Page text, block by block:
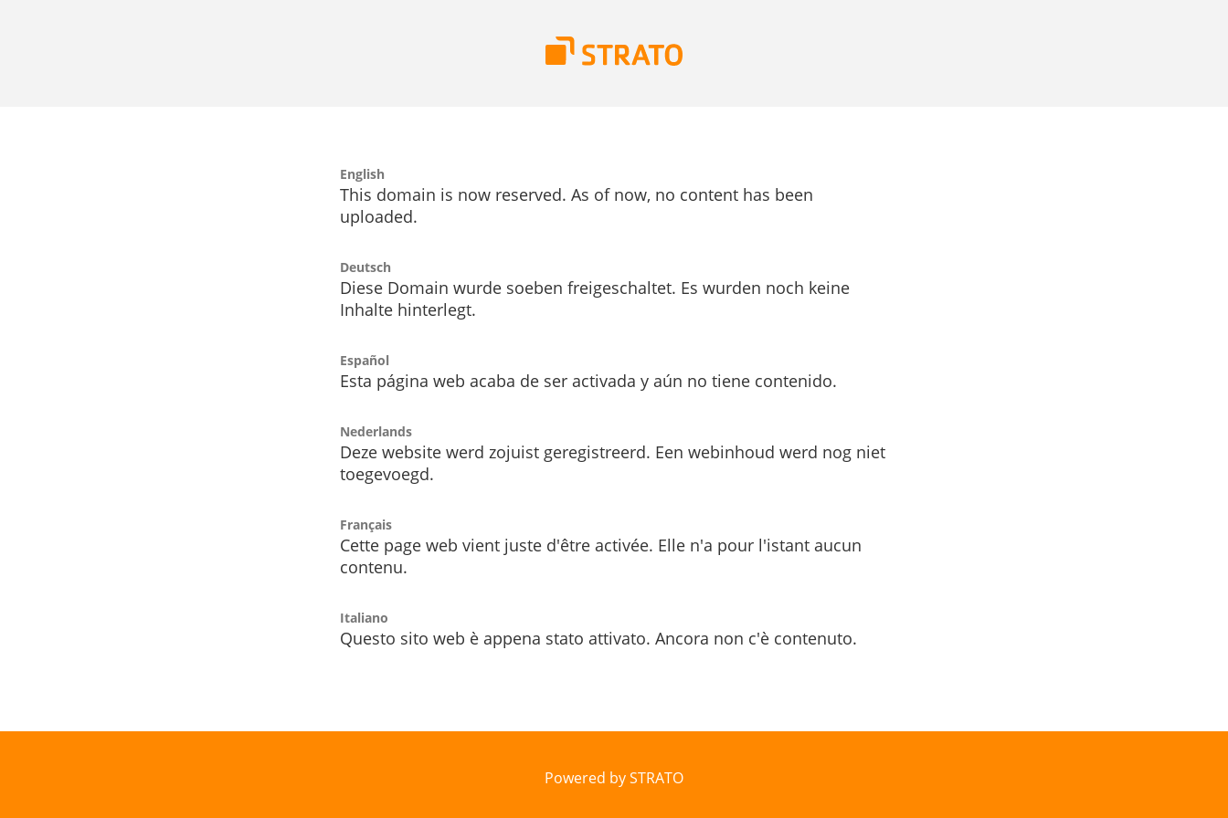
English
This domain is now reserved. As of now, no content has been
uploaded.
Deutsch
Diese Domain wurde soeben freigeschaltet. Es wurden noch keine
Inhalte hinterlegt.
Español
Esta página web acaba de ser activada y aún no tiene contenido.
Nederlands
Deze website werd zojuist geregistreerd. Een webinhoud werd nog niet
toegevoegd.
Français
Cette page web vient juste d'être activée. Elle n'a pour l'istant aucun
contenu.
Italiano
Questo sito web è appena stato attivato. Ancora non c'è contenuto.
Powered by STRATO